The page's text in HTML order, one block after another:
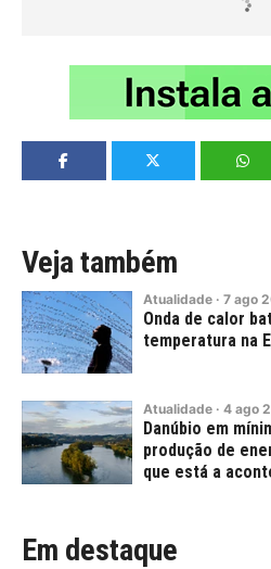
Veja também
Atualidade · 7 ago
Onda de calor
temperatura na
Atualidade · 4 ago
Danúbio em
produção de
que está a
Em destaque